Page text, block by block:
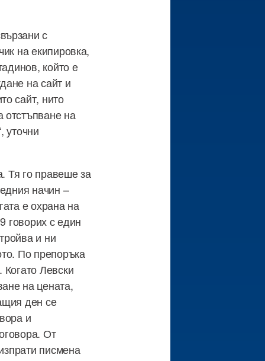
с
на екипировка,
който е
на сайт и
сайт, нито
на
уточни
Тя го правеше за
начин –
е охрана на
говорих с един
и ни
По препоръка
Левски
на цената,
ден се
и
От
писмена